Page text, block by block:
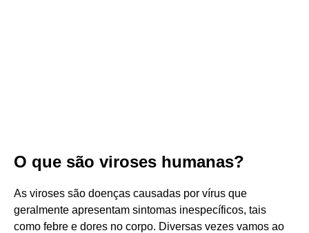
O que são viroses humanas?
As viroses são doenças causadas por vírus que
geralmente apresentam sintomas inespecíficos, tais
como febre e dores no corpo. Diversas vezes vamos ao